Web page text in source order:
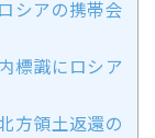
シアの携帯会
標識にロシア
方領土返還の